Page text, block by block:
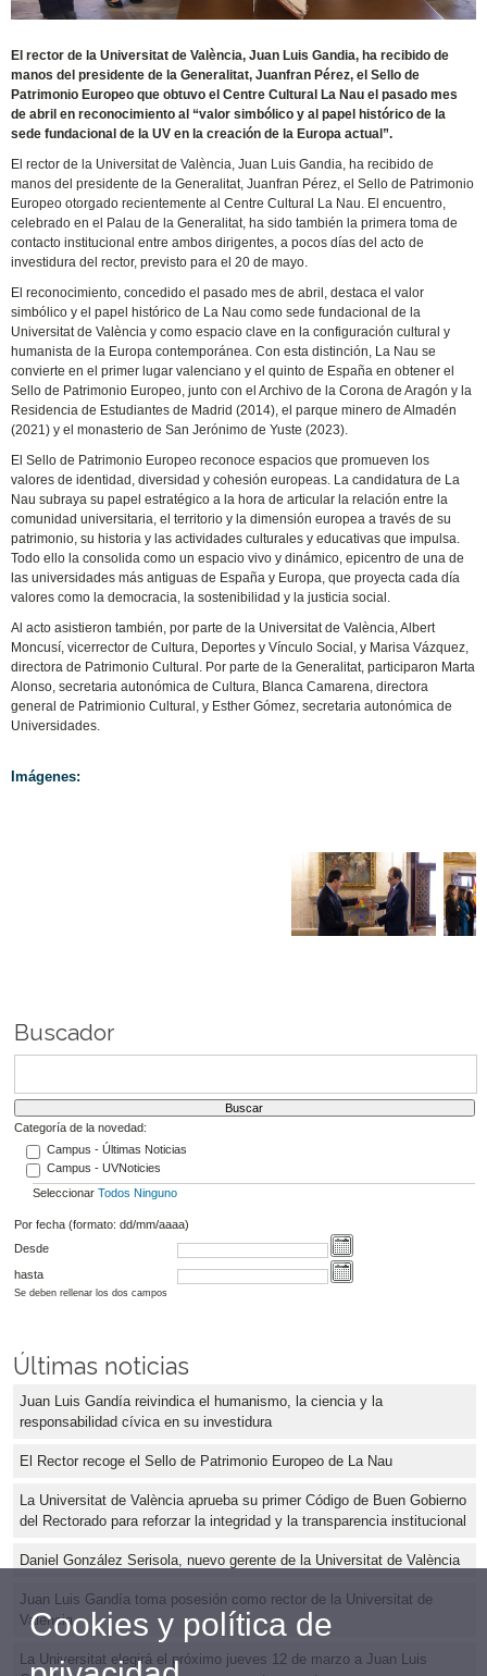
El rector de la Universitat de València, Juan Luis Gandia, ha recibido de
manos del presidente de la Generalitat, Juanfran Pérez, el Sello de
Patrimonio Europeo que obtuvo el Centre Cultural La Nau el pasado mes
de abril en reconocimiento al “valor simbólico y al papel histórico de la
sede fundacional de la UV en la creación de la Europa actual”.
El rector de la Universitat de València, Juan Luis Gandia, ha recibido de
manos del presidente de la Generalitat, Juanfran Pérez, el Sello de Patrimonio
Europeo otorgado recientemente al Centre Cultural La Nau. El encuentro,
celebrado en el Palau de la Generalitat, ha sido también la primera toma de
contacto institucional entre ambos dirigentes, a pocos días del acto de
investidura del rector, previsto para el 20 de mayo.
El reconocimiento, concedido el pasado mes de abril, destaca el valor
simbólico y el papel histórico de La Nau como sede fundacional de la
Universitat de València y como espacio clave en la configuración cultural y
humanista de la Europa contemporánea. Con esta distinción, La Nau se
convierte en el primer lugar valenciano y el quinto de España en obtener el
Sello de Patrimonio Europeo, junto con el Archivo de la Corona de Aragón y la
Residencia de Estudiantes de Madrid (2014), el parque minero de Almadén
(2021) y el monasterio de San Jerónimo de Yuste (2023).
El Sello de Patrimonio Europeo reconoce espacios que promueven los
valores de identidad, diversidad y cohesión europeas. La candidatura de La
Nau subraya su papel estratégico a la hora de articular la relación entre la
comunidad universitaria, el territorio y la dimensión europea a través de su
patrimonio, su historia y las actividades culturales y educativas que impulsa.
Todo ello la consolida como un espacio vivo y dinámico, epicentro de una de
las universidades más antiguas de España y Europa, que proyecta cada día
valores como la democracia, la sostenibilidad y la justicia social.
Al acto asistieron también, por parte de la Universitat de València, Albert
Moncusí, vicerrector de Cultura, Deportes y Vínculo Social, y Marisa Vázquez,
directora de Patrimonio Cultural. Por parte de la Generalitat, participaron Marta
Alonso, secretaria autonómica de Cultura, Blanca Camarena, directora
general de Patrimionio Cultural, y Esther Gómez, secretaria autonómica de
Universidades.
Imágenes:
Buscador
Categoría de la novedad:
Campus - Últimas Noticias
Campus - UVNoticies
Seleccionar Todos Ninguno
Por fecha (formato: dd/mm/aaaa)
Desde
hasta
Se deben rellenar los dos campos
Últimas noticias
Juan Luis Gandía reivindica el humanismo, la ciencia y la
responsabilidad cívica en su investidura
El Rector recoge el Sello de Patrimonio Europeo de La Nau
La Universitat de València aprueba su primer Código de Buen Gobierno
del Rectorado para reforzar la integridad y la transparencia institucional
Daniel González Serisola, nuevo gerente de la Universitat de València
Juan Luis Gandía toma posesión como rector de la Universitat de
València
La Universitat elegirá el próximo jueves 12 de marzo a Juan Luis
Cookies y política de